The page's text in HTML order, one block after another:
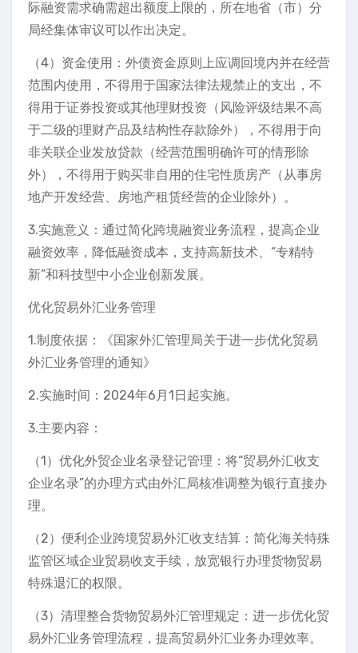
际融资需求确需超出额度上限的，所在地省（市）分
局经集体审议可以作出决定。
（4）资金使用：外债资金原则上应调回境内并在经营
范围内使用，不得用于国家法律法规禁止的支出，不
得用于证券投资或其他理财投资（风险评级结果不高
于二级的理财产品及结构性存款除外），不得用于向
非关联企业发放贷款（经营范围明确许可的情形除
外），不得用于购买非自用的住宅性质房产（从事房
地产开发经营、房地产租赁经营的企业除外）。
3.实施意义：通过简化跨境融资业务流程，提高企业
融资效率，降低融资成本，支持高新技术、“专精特
新”和科技型中小企业创新发展。
优化贸易外汇业务管理
1.制度依据：《国家外汇管理局关于进一步优化贸易
外汇业务管理的通知》
2.实施时间：2024年6月1日起实施。
3.主要内容：
（1）优化外贸企业名录登记管理：将“贸易外汇收支
企业名录”的办理方式由外汇局核准调整为银行直接办
理。
（2）便利企业跨境贸易外汇收支结算：简化海关特殊
监管区域企业贸易收支手续，放宽银行办理货物贸易
特殊退汇的权限。
（3）清理整合货物贸易外汇管理规定：进一步优化贸
易外汇业务管理流程，提高贸易外汇业务办理效率。